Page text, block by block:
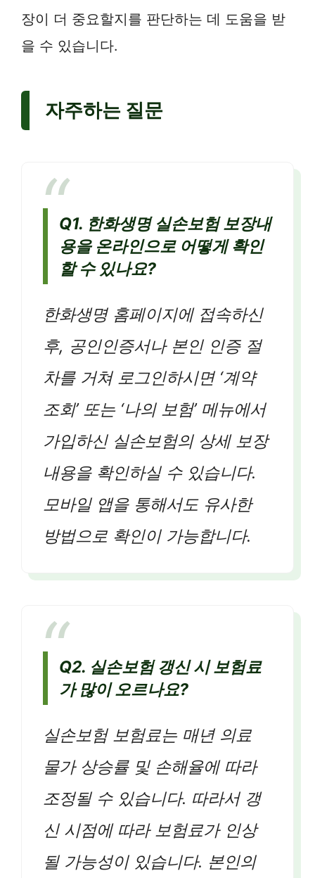
장이 더 중요할지를 판단하는 데 도움을 받
을 수 있습니다.
자주하는 질문
Q1. 한화생명 실손보험 보장내
용을 온라인으로 어떻게 확인
할 수 있나요?
한화생명 홈페이지에 접속하신
후, 공인인증서나 본인 인증 절
차를 거쳐 로그인하시면 ‘계약
조회’ 또는 ‘나의 보험’ 메뉴에서
가입하신 실손보험의 상세 보장
내용을 확인하실 수 있습니다.
모바일 앱을 통해서도 유사한
방법으로 확인이 가능합니다.
Q2. 실손보험 갱신 시 보험료
가 많이 오르나요?
실손보험 보험료는 매년 의료
물가 상승률 및 손해율에 따라
조정될 수 있습니다. 따라서 갱
신 시점에 따라 보험료가 인상
될 가능성이 있습니다. 본인의